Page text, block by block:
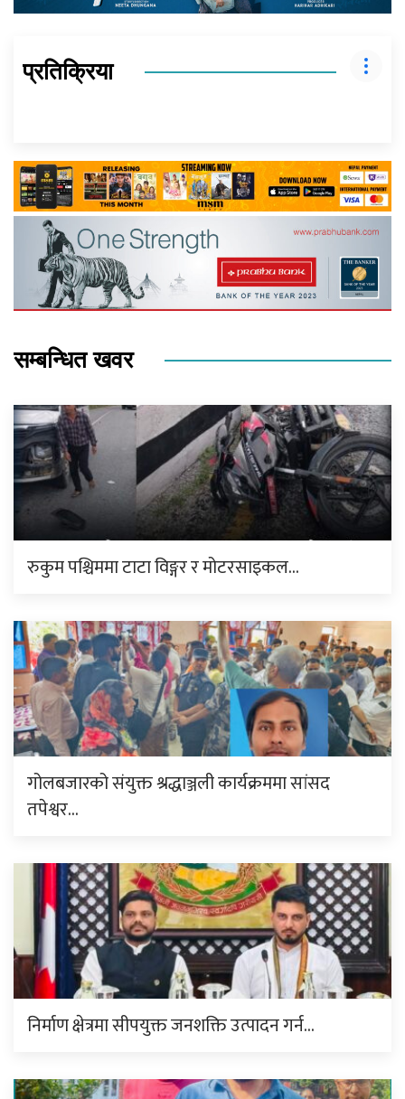
प्रतिक्रिया
सम्बन्धित खवर
रुकुम पश्चिममा टाटा विङ्गर र मोटरसाइकल…
गोलबजारको संयुक्त श्रद्धाञ्जली कार्यक्रममा सांसद
तपेश्वर…
निर्माण क्षेत्रमा सीपयुक्त जनशक्ति उत्पादन गर्न…